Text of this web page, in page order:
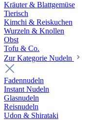
Kräuter & Blattgemüse
Tierisch
Kimchi & Reiskuchen
Wurzeln & Knollen
Obst
Tofu & Co.
Zur Kategorie Nudeln
Fadennudeln
Instant Nudeln
Glasnudeln
Reisnudeln
Udon & Shirataki